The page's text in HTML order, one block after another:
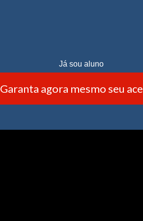
Já sou aluno
Garanta agora mesmo seu